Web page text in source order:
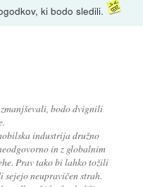
ki bodo sledili.
bodo dvignili
industrija družno
in z globalnim
Prav tako bi lahko tožili
sejejo neupravičen strah.